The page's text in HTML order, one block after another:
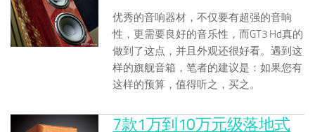
优秀的音响器材，不仅要有超强的音响
性，更需要良好的音乐性，而GT3 Hd真的
做到了这点，并且外观还很好看。遇到这
样的旗舰音箱，笔者的建议是：如果您有
这样的预算，值得听之，买之。
7款1万到10万元级落地式